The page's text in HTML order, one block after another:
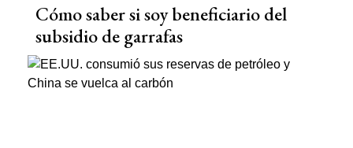
Cómo saber si soy beneficiario del
subsidio de garrafas